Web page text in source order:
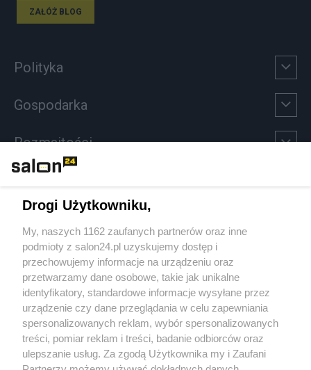
ZAŁÓŻ BLOG
Polityka
Gospodarka
Rozmaitości
Sport
Społeczeństwo
Kultura
X Facebook Instagram Youtube
Drogi Użytkowniku,
My, naszych 1162 zaufanych partnerów oraz inne
podmioty z salon24.pl uzyskujemy dostęp i
przechowujemy informacje na urządzeniu oraz
przetwarzamy dane osobowe, takie jak unikalne
identyfikatory, standardowe informacje wysyłane przez
urządzenie czy dane przeglądania w celu zapewniania
spersonalizowanych reklam, wybór spersonalizowanych
treści, pomiar reklam i treści, badanie odbiorców oraz
ulepszanie usług. Za zgodą Użytkownika my i Zaufani